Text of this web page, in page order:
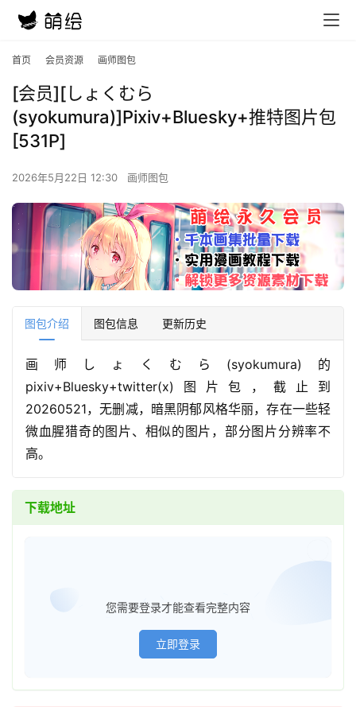
首页 会员资源 画师图包
[会员][しょくむら
(syokumura)]Pixiv+Bluesky+推特图片包
[531P]
2026年5月22日 12:30 画师图包
图包介绍 图包信息 更新历史
画师しょくむら(syokumura)的
pixiv+Bluesky+twitter(x)图片包，截止到
20260521，无删减，暗黑阴郁风格华丽，存在一些轻
微血腥猎奇的图片、相似的图片，部分图片分辨率不
高。
下载地址
您需要登录才能查看完整内容
立即登录